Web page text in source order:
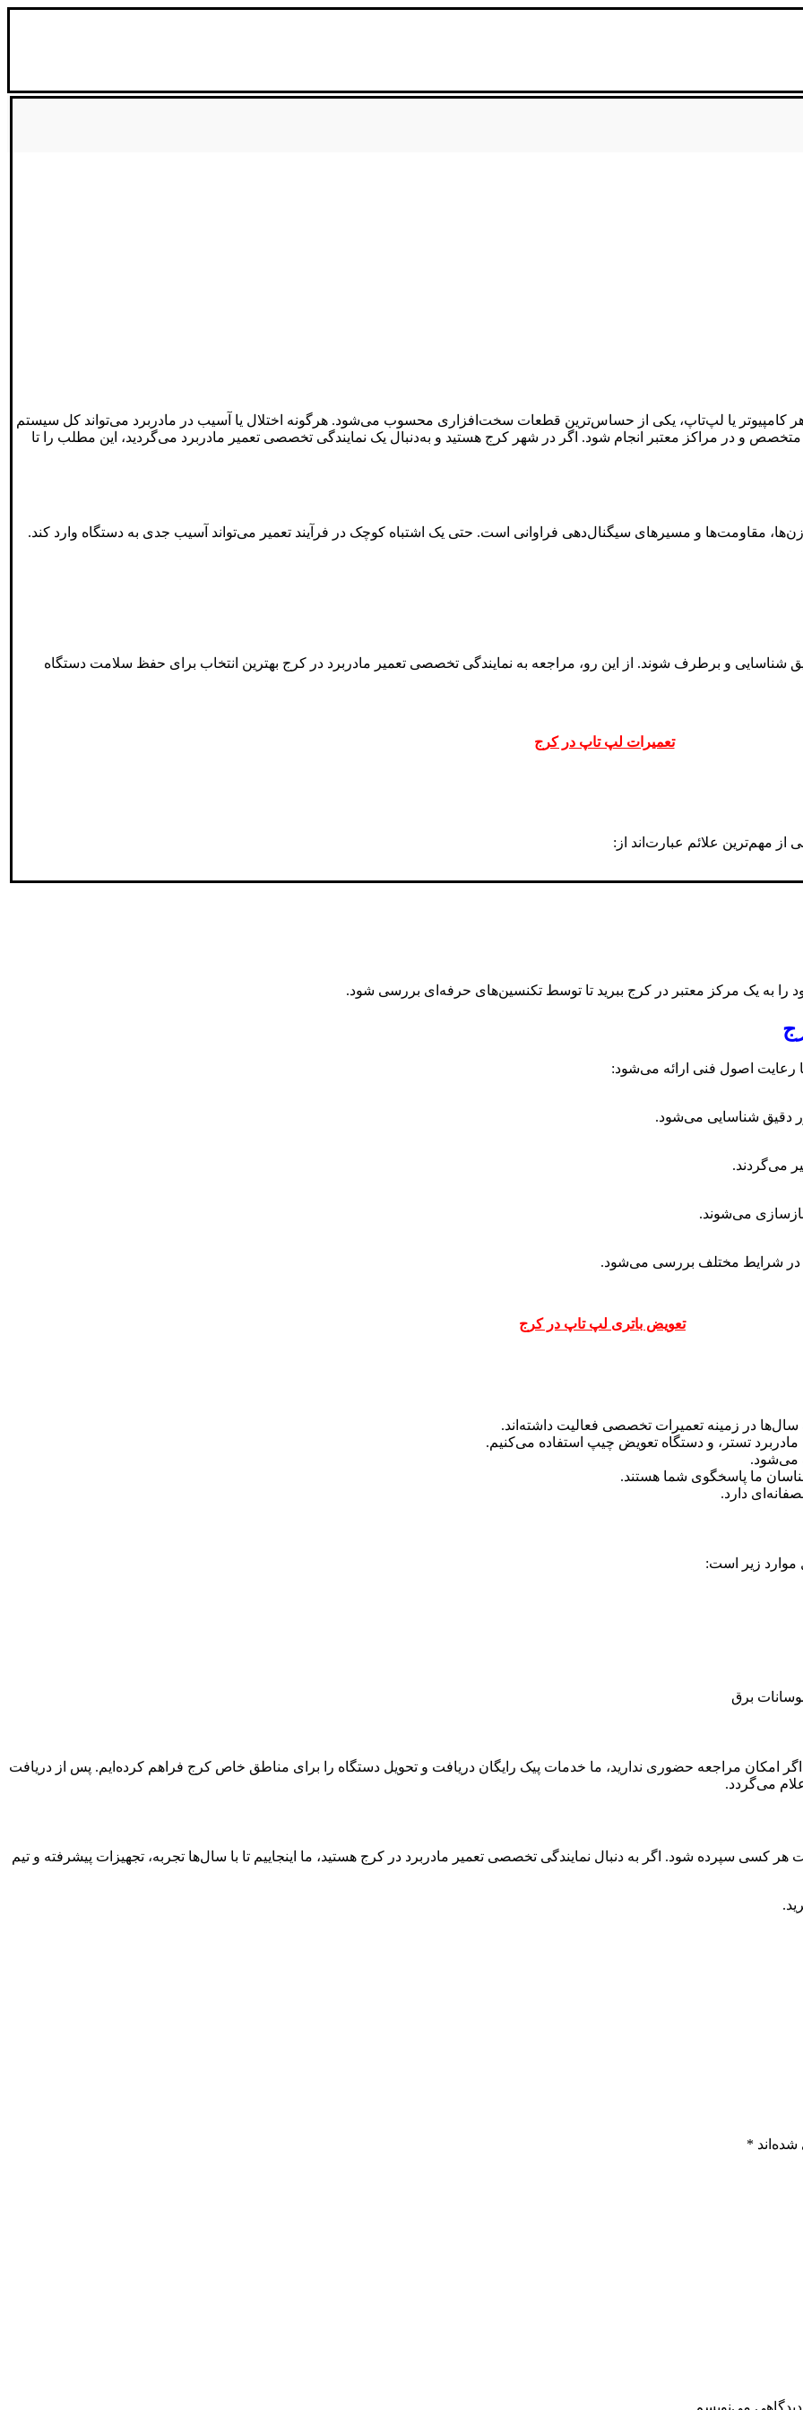
هر کامپیوتر یا لپ‌تاپ، یکی از حساس‌ترین قطعات سخت‌افزاری محسوب می‌شود. هرگونه اختلال یا آسیب در مادربرد می‌تواند کل سیستم
متخصص و در مراکز معتبر انجام شود. اگر در شهر کرج هستید و به‌دنبال یک نمایندگی تخصصی تعمیر مادربرد می‌گردید، این مطلب را تا
مقاومت‌ها و مسیرهای سیگنال‌دهی فراوانی است. حتی یک اشتباه کوچک در فرآیند تعمیر می‌تواند آسیب جدی به دستگاه وارد کند.
شناسایی و برطرف شوند. از این رو، مراجعه به نمایندگی تخصصی تعمیر مادربرد در کرج بهترین انتخاب برای حفظ سلامت دستگاه
تعمیرات لپ تاپ در کرج
مهم‌ترین علائم عبارت‌اند از:
را به یک مرکز معتبر در کرج ببرید تا توسط تکنسین‌های حرفه‌ای بررسی شود.
رعایت اصول فنی ارائه می‌شود:
دقیق شناسایی می‌شود.
می‌شوند.
در شرایط مختلف بررسی می‌شود.
تعویض باتری لپ تاپ در کرج
سال‌ها در زمینه تعمیرات تخصصی فعالیت داشته‌اند.
می‌شود.
ما پاسخگوی شما هستند.
دارد.
موارد زیر است:
برق
امکان مراجعه حضوری ندارید، ما خدمات پیک رایگان دریافت و تحویل دستگاه را برای مناطق خاص کرج فراهم کرده‌ایم. پس از دریافت
می‌گردد.
کسی سپرده شود. اگر به دنبال نمایندگی تخصصی تعمیر مادربرد در کرج هستید، ما اینجاییم تا با سال‌ها تجربه، تجهیزات پیشرفته و تیم
*
می‌نویسم.